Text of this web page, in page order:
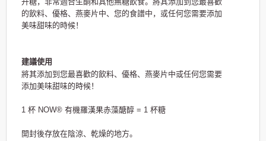
的飲料、優格、燕麥片中、您的食譜中，或任何您需要添加
美味甜味的時候！
建議使用
將其添加到您最喜歡的飲料、優格、燕麥片中或任何您需要
添加美味甜味的時候！
1 杯 NOW® 有機羅漢果赤藻醣醇 = 1 杯糖
開封後存放在陰涼、乾燥的地方。